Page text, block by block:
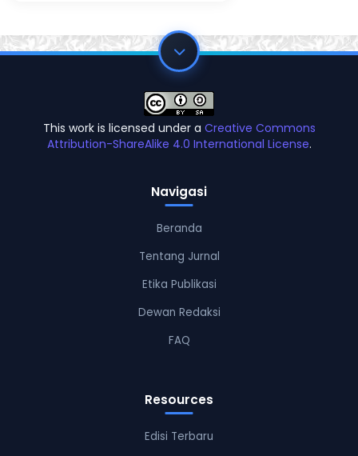
This work is licensed under a Creative Commons
Attribution-ShareAlike 4.0 International License.
Navigasi
Beranda
Tentang Jurnal
Etika Publikasi
Dewan Redaksi
FAQ
Resources
Edisi Terbaru